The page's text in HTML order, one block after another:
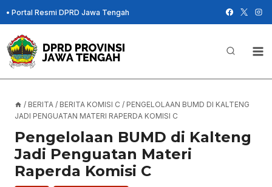
Skip
to
content
• Portal Resmi DPRD Jawa Tengah
/ BERITA / BERITA KOMISI C / PENGELOLAAN BUMD DI KALTENG
JADI PENGUATAN MATERI RAPERDA KOMISI C
Pengelolaan BUMD di Kalteng
Jadi Penguatan Materi
Raperda Komisi C